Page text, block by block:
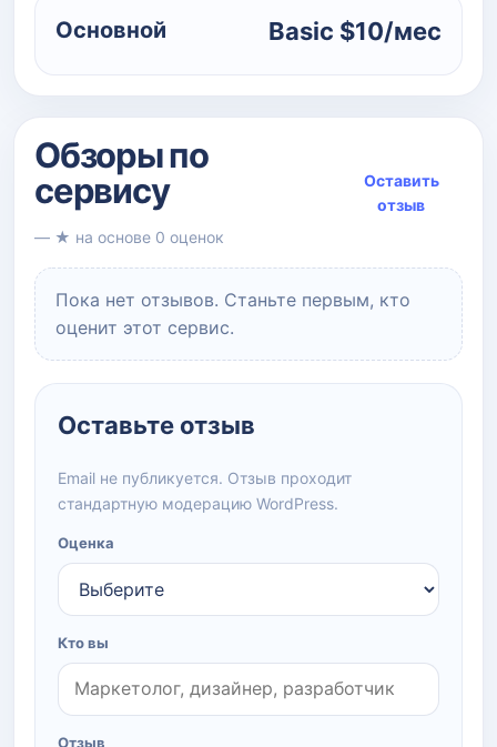
Основной Basic $10/мес
Обзоры по
сервису
— ★ на основе 0 оценок
Оставить
отзыв
Пока нет отзывов. Станьте первым, кто
оценит этот сервис.
Оставьте отзыв
Email не публикуется. Отзыв проходит
стандартную модерацию WordPress.
Оценка
Кто вы
Отзыв